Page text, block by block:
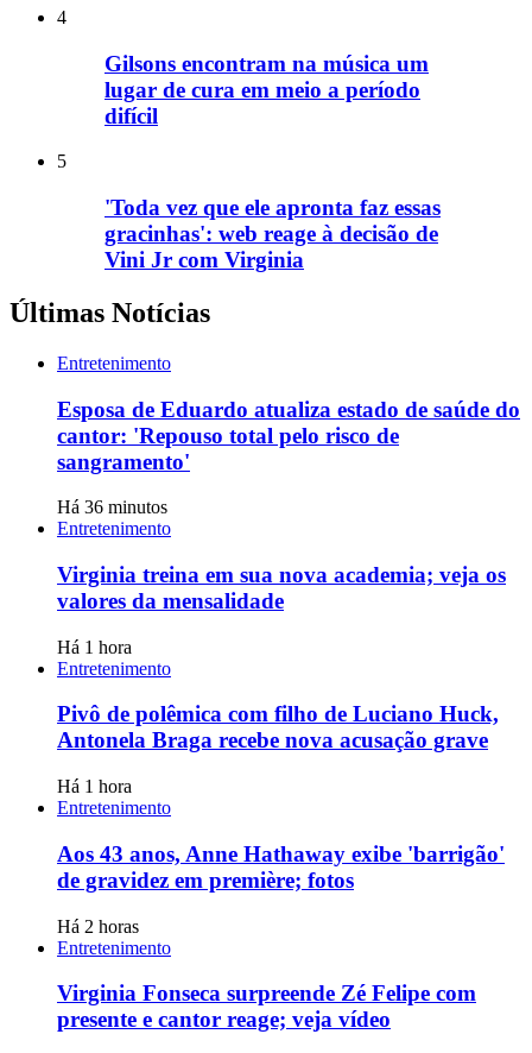
4
Gilsons encontram na música um
lugar de cura em meio a período
difícil
5
'Toda vez que ele apronta faz essas
gracinhas': web reage à decisão de
Vini Jr com Virginia
Últimas Notícias
Entretenimento
Esposa de Eduardo atualiza estado de saúde do
cantor: 'Repouso total pelo risco de
sangramento'
Há 36 minutos
Entretenimento
Virginia treina em sua nova academia; veja os
valores da mensalidade
Há 1 hora
Entretenimento
Pivô de polêmica com filho de Luciano Huck,
Antonela Braga recebe nova acusação grave
Há 1 hora
Entretenimento
Aos 43 anos, Anne Hathaway exibe 'barrigão'
de gravidez em première; fotos
Há 2 horas
Entretenimento
Virginia Fonseca surpreende Zé Felipe com
presente e cantor reage; veja vídeo